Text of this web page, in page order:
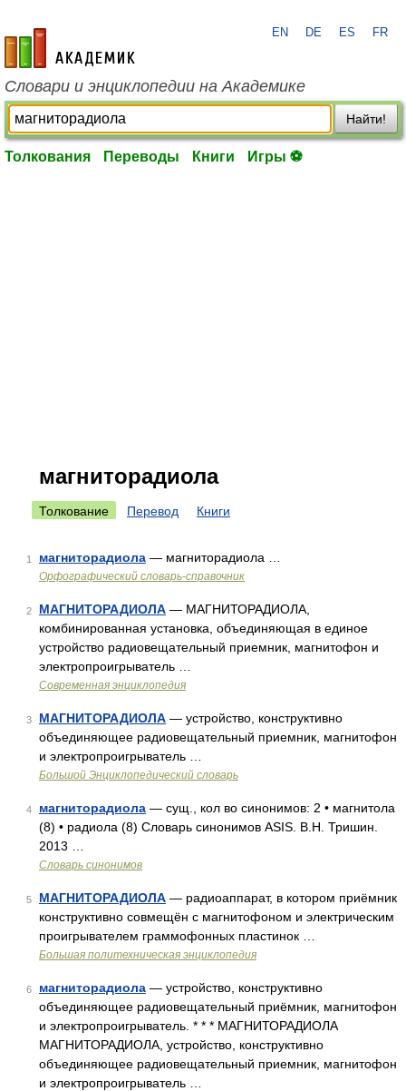
academic.ru
EN DE ES FR
Словари и энциклопедии на Академике
Найти!
Толкования Переводы Книги Игры ⚽
магниторадиола
Толкование Перевод Книги
1 магниторадиола — магниторадиола …
Орфографический словарь-справочник
2 МАГНИТОРАДИОЛА — МАГНИТОРАДИОЛА,
комбинированная установка, объединяющая в единое
устройство радиовещательный приемник, магнитофон и
электропроигрыватель …
Современная энциклопедия
3 МАГНИТОРАДИОЛА — устройство, конструктивно
объединяющее радиовещательный приемник, магнитофон
и электропроигрыватель …
Большой Энциклопедический словарь
4 магниторадиола — сущ., кол во синонимов: 2 • магнитола
(8) • радиола (8) Словарь синонимов ASIS. В.Н. Тришин.
2013 …
Словарь синонимов
5 МАГНИТОРАДИОЛА — радиоаппарат, в котором приёмник
конструктивно совмещён с магнитофоном и электрическим
проигрывателем граммофонных пластинок …
Большая политехническая энциклопедия
6 магниторадиола — устройство, конструктивно
объединяющее радиовещательный приёмник, магнитофон
и электропроигрыватель. * * * МАГНИТОРАДИОЛА
МАГНИТОРАДИОЛА, устройство, конструктивно
объединяющее радиовещательный приемник, магнитофон
и электропроигрыватель …